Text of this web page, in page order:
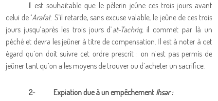
Il est souhaitable que le pèlerin jeûne ces trois jours avant
celui de ‘Arafat. S’il retarde, sans excuse valable, le jeûne de ces trois
jours jusqu’après les trois jours d’at-Tachriq, il commet par là un
péché et devra les jeûner à titre de compensation. Il est à noter à cet
égard qu’on doit suivre cet ordre prescrit : on n’est pas permis de
jeûner tant qu’on a les moyens de trouver ou d’acheter un sacrifice.
2- Expiation due à un empêchement Ihsar :